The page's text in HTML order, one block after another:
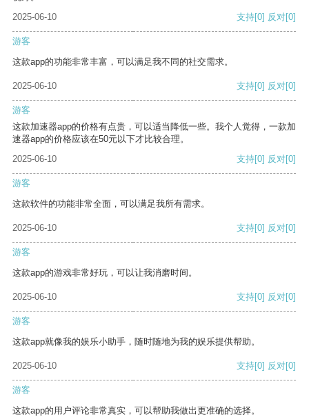
2025-06-10
支持[0] 反对[0]
游客
这款app的功能非常丰富，可以满足我不同的社交需求。
2025-06-10 支持[0] 反对[0]
游客
这款加速器app的价格有点贵，可以适当降低一些。我个人觉得，一款加
速器app的价格应该在50元以下才比较合理。
2025-06-10
支持[0] 反对[0]
游客
这款软件的功能非常全面，可以满足我所有需求。
2025-06-10 支持[0] 反对[0]
游客
这款app的游戏非常好玩，可以让我消磨时间。
2025-06-10 支持[0] 反对[0]
游客
这款app就像我的娱乐小助手，随时随地为我的娱乐提供帮助。
2025-06-10 支持[0] 反对[0]
游客
这款app的用户评论非常真实，可以帮助我做出更准确的选择。